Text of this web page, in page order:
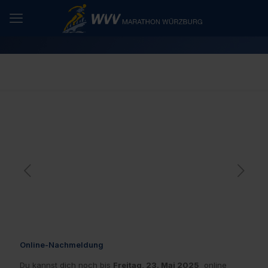
Online-Nachmeldung
Du kannst dich noch bis Freitag, 23. Mai 2025 online